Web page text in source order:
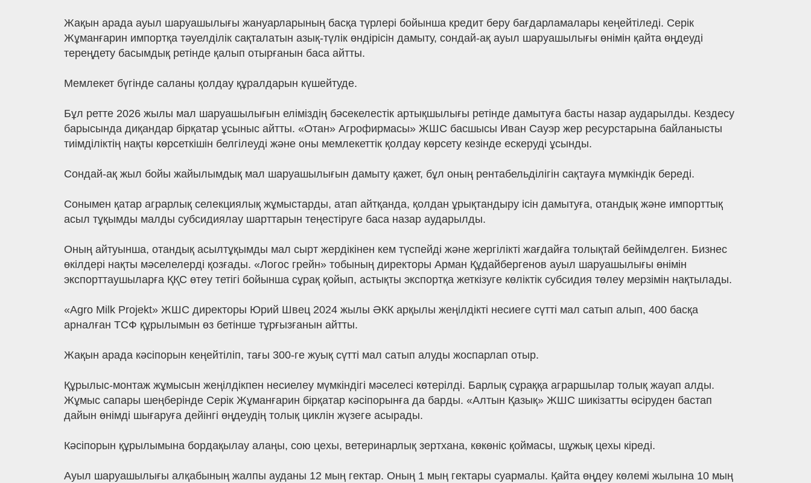
Жақын арада ауыл шаруашылығы жануарларының басқа түрлері бойынша кредит беру бағдарламалары кеңейтіледі. Серік
Жұманғарин импортқа тәуелділік сақталатын азық-түлік өндірісін дамыту, сондай-ақ ауыл шаруашылығы өнімін қайта өңдеуді
тереңдету басымдық ретінде қалып отырғанын баса айтты.
Мемлекет бүгінде саланы қолдау құралдарын күшейтуде.
Бұл ретте 2026 жылы мал шаруашылығын еліміздің бәсекелестік артықшылығы ретінде дамытуға басты назар аударылды. Кездесу
барысында диқандар бірқатар ұсыныс айтты. «Отан» Агрофирмасы» ЖШС басшысы Иван Сауэр жер ресурстарына байланысты
тиімділіктің нақты көрсеткішін белгілеуді және оны мемлекеттік қолдау көрсету кезінде ескеруді ұсынды.
Сондай-ақ жыл бойы жайылымдық мал шаруашылығын дамыту қажет, бұл оның рентабельділігін сақтауға мүмкіндік береді.
Сонымен қатар аграрлық селекциялық жұмыстарды, атап айтқанда, қолдан ұрықтандыру ісін дамытуға, отандық және импорттық
асыл тұқымды малды субсидиялау шарттарын теңестіруге баса назар аударылды.
Оның айтуынша, отандық асылтұқымды мал сырт жердікінен кем түспейді және жергілікті жағдайға толықтай бейімделген. Бизнес
өкілдері нақты мәселелерді қозғады. «Логос грейн» тобының директоры Арман Құдайбергенов ауыл шаруашылығы өнімін
экспорттаушыларға ҚҚС өтеу тетігі бойынша сұрақ қойып, астықты экспортқа жеткізуге көліктік субсидия төлеу мерзімін нақтылады.
«Agro Milk Projekt» ЖШС директоры Юрий Швец 2024 жылы ӘКК арқылы жеңілдікті несиеге сүтті мал сатып алып, 400 басқа
арналған ТСФ құрылымын өз бетінше тұрғызғанын айтты.
Жақын арада кәсіпорын кеңейтіліп, тағы 300-ге жуық сүтті мал сатып алуды жоспарлап отыр.
Құрылыс-монтаж жұмысын жеңілдікпен несиелеу мүмкіндігі мәселесі көтерілді. Барлық сұраққа аграршылар толық жауап алды.
Жұмыс сапары шеңберінде Серік Жұманғарин бірқатар кәсіпорынға да барды. «Алтын Қазық» ЖШС шикізатты өсіруден бастап
дайын өнімді шығаруға дейінгі өңдеудің толық циклін жүзеге асырады.
Кәсіпорын құрылымына бордақылау алаңы, сою цехы, ветеринарлық зертхана, көкөніс қоймасы, шұжық цехы кіреді.
Ауыл шаруашылығы алқабының жалпы ауданы 12 мың гектар. Оның 1 мың гектары суармалы. Қайта өңдеу көлемі жылына 10 мың